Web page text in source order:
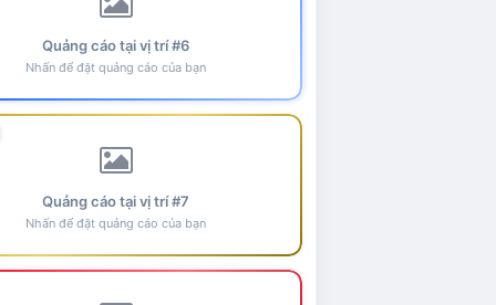
Quảng cáo tại vị trí #6
Nhấn để đặt quảng cáo của bạn
Quảng cáo tại vị trí #7
Nhấn để đặt quảng cáo của bạn